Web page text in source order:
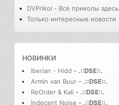
DVPrikol - Все приколы здесь
Только интересные новости
НОВИНКИ
Iberian - Hidd - .::DSE::.
Armin van Buur - .::DSE::.
ReOrder & Kali - .::DSE::.
Indecent Noise - .::DSE::.